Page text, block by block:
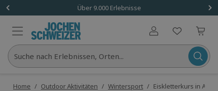
Über 9.000 Erlebnisse
Benutzerkonto
Suche nach Erlebnissen, Orten...
Home / Outdoor Aktivitäten / Wintersport / Eiskletterkurs in